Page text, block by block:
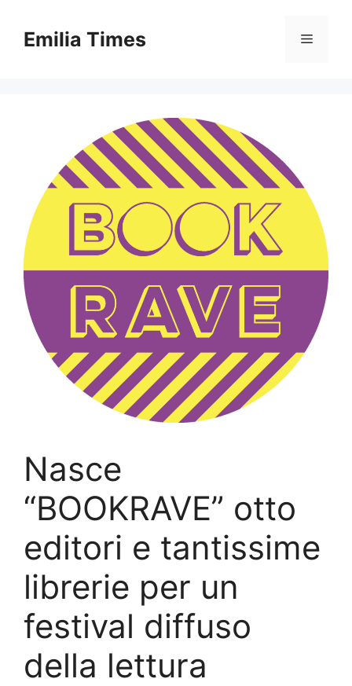
contentEmilia Times Menu
Nasce
“BOOKRAVE” otto
editori e tantissime
librerie per un
festival diffuso
della lettura